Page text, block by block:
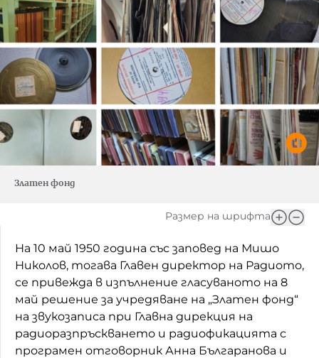
Златен фонд
Размер на шрифта
На 10 май 1950 година със заповед на Мишо
Николов, тогава Главен директор на Радиото,
се привежда в изпълнение гласуваното на 8
май решение за учредяване на „Златен фонд“
на звукозаписа при Главна дирекция на
радиоразпръскването и радиофикацията с
програмен отговорник Анна Българанова и